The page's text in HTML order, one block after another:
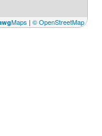
Maps | © OpenStreetMap